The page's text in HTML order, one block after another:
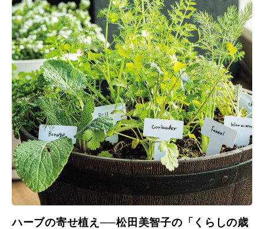
ハーブの寄せ植え──松田美智子の「くらしの歳